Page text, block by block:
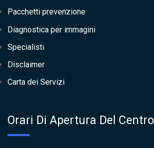
Pacchetti prevenzione
Diagnostica per immagini
Specialisti
Disclaimer
Carta dei Servizi
Orari Di Apertura Del Centro